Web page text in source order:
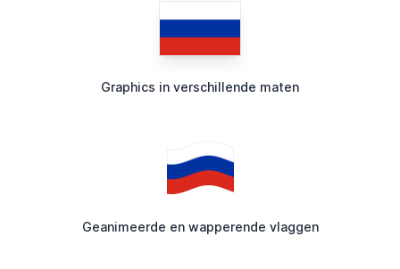
Graphics in verschillende maten
Geanimeerde en wapperende vlaggen